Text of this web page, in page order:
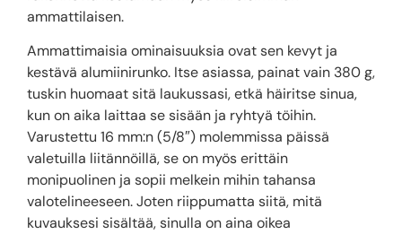
ammattilaisen.
Ammattimaisia ​​ominaisuuksia ovat sen kevyt ja
kestävä alumiinirunko. Itse asiassa, painat vain 380 g,
tuskin huomaat sitä laukussasi, etkä häiritse sinua,
kun on aika laittaa se sisään ja ryhtyä töihin.
Varustettu 16 mm:n (5/8″) molemmissa päissä
valetuilla liitännöillä, se on myös erittäin
monipuolinen ja sopii melkein mihin tahansa
valotelineeseen. Joten riippumatta siitä, mitä
kuvauksesi sisältää, sinulla on aina oikea